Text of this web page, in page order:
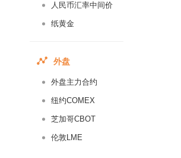
人民币汇率中间价
纸黄金
外盘
外盘主力合约
纽约COMEX
芝加哥CBOT
伦敦LME